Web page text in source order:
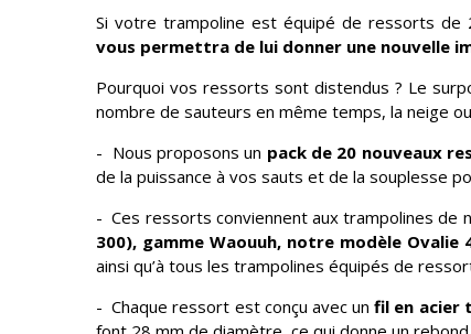
Si votre trampoline est équipé de ressorts de
vous permettra de lui donner une nouvelle
Pourquoi vos ressorts sont distendus ? Le
nombre de sauteurs en même temps, la neige
- Nous proposons un pack de 20 nouveaux
de la puissance à vos sauts et de la souplesse
- Ces ressorts conviennent aux trampolines de
300), gamme Waouuh, notre modèle
ainsi qu’à tous les trampolines équipés de
- Chaque ressort est conçu avec unfil en acier